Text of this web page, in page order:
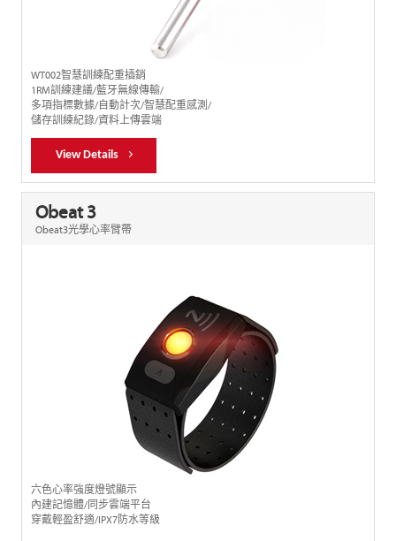
WT002智慧訓練配重插銷
1RM訓練建議/藍牙無線傳輸/
多項指標數據/自動計次/智慧配重感測/
儲存訓練紀錄/資料上傳雲端
View Details
Obeat 3
Obeat3光學心率臂帶
六色心率強度燈號顯示
內建記憶體/同步雲端平台
穿戴輕盈舒適/IPX7防水等級